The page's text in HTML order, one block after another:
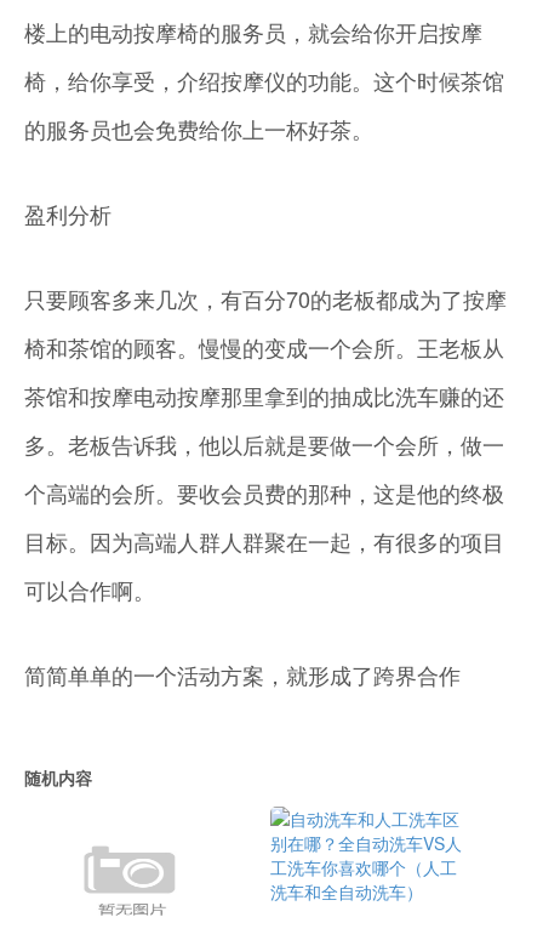
楼上的电动按摩椅的服务员，就会给你开启按摩
椅，给你享受，介绍按摩仪的功能。这个时候茶馆
的服务员也会免费给你上一杯好茶。
盈利分析
只要顾客多来几次，有百分70的老板都成为了按摩
椅和茶馆的顾客。慢慢的变成一个会所。王老板从
茶馆和按摩电动按摩那里拿到的抽成比洗车赚的还
多。老板告诉我，他以后就是要做一个会所，做一
个高端的会所。要收会员费的那种，这是他的终极
目标。因为高端人群人群聚在一起，有很多的项目
可以合作啊。
简简单单的一个活动方案，就形成了跨界合作
随机内容